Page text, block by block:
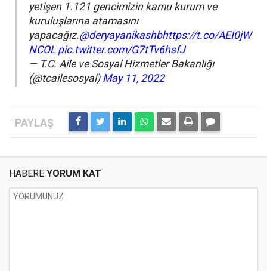
yetişen 1.121 gencimizin kamu kurum ve
kuruluşlarına atamasını
yapacağız.@deryayanikashbhttps://t.co/AEI0jW
NCOL pic.twitter.com/G7tTv6hsfJ
— T.C. Aile ve Sosyal Hizmetler Bakanlığı
(@tcailesosyal) May 11, 2022
HABERE YORUM KAT